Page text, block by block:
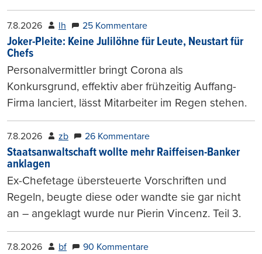
7.8.2026 lh 25 Kommentare
Joker-Pleite: Keine Julilöhne für Leute, Neustart für
Chefs
Personalvermittler bringt Corona als
Konkursgrund, effektiv aber frühzeitig Auffang-
Firma lanciert, lässt Mitarbeiter im Regen stehen.
7.8.2026 zb 26 Kommentare
Staatsanwaltschaft wollte mehr Raiffeisen-Banker
anklagen
Ex-Chefetage übersteuerte Vorschriften und
Regeln, beugte diese oder wandte sie gar nicht
an – angeklagt wurde nur Pierin Vincenz. Teil 3.
7.8.2026 bf 90 Kommentare